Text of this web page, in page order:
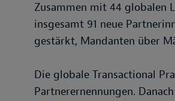
Zusammen mit 44 globalen
insgesamt 91 neue
gestärkt, Mandanten über
Die globale Transactional
Partnerernennungen.